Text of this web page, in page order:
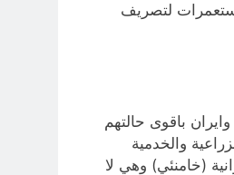
لتصريف
السوري وايران باقوى حالتهم
والخدمية
(خامنئي) وهي لا